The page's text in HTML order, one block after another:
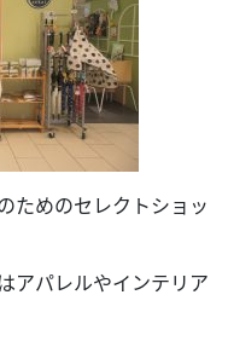
ためのセレクトショッ
アパレルやインテリア